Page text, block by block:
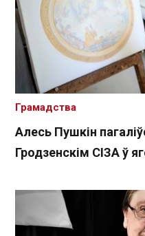
Алесь Пушкін
Гродзенскім СІЗА ў
Грамадства